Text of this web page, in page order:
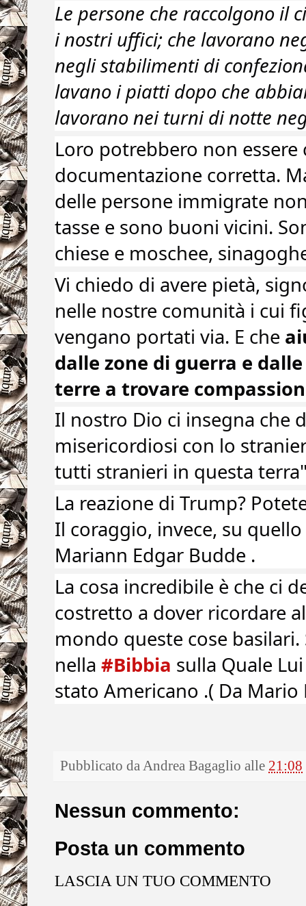
Le persone che raccolgono il
i nostri uffici; che lavorano
negli stabilimenti di
lavano i piatti dopo che
lavorano nei turni di notte
Loro potrebbero non
documentazione corretta.
delle persone immigrate
tasse e sono buoni vicini.
chiese e moschee,
Vi chiedo di avere pietà,
nelle nostre comunità i cui
vengano portati via. E che
dalle zone di guerra e
terre a trovare
Il nostro Dio ci insegna che
misericordiosi con lo
tutti stranieri in questa
La reazione di Trump?
Il coraggio, invece, su
Mariann Edgar Budde .
La cosa incredibile è che ci
costretto a dover ricordare
mondo queste cose
nella #Bibbia sulla Quale
stato Americano .( Da Mario
Pubblicato da Andrea Bagaglio alle 21:08
Nessun commento:
Posta un commento
LASCIA UN TUO COMMENTO